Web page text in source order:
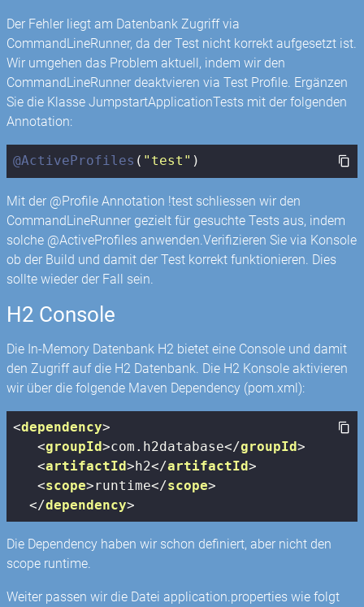
Der Fehler liegt am Datenbank Zugriff via
CommandLineRunner, da der Test nicht korrekt aufgesetzt ist.
Wir umgehen das Problem aktuell, indem wir den
CommandLineRunner deaktvieren via Test Profile. Ergänzen
Sie die Klasse JumpstartApplicationTests mit der folgenden
Annotation:
@ActiveProfiles ( "test" )
Mit der @Profile Annotation !test schliessen wir den
CommandLineRunner gezielt für gesuchte Tests aus, indem
solche @ActiveProfiles anwenden.Verifizieren Sie via Konsole
ob der Build und damit der Test korrekt funktionieren. Dies
sollte wieder der Fall sein.
H2 Console
Die In-Memory Datenbank H2 bietet eine Console und damit
den Zugriff auf die H2 Datenbank. Die H2 Konsole aktivieren
wir über die folgende Maven Dependency (pom.xml):
<dependency>
<groupId>com.h2database</groupId>
<artifactId>h2</artifactId>
<scope>runtime</scope>
</dependency>
Die Dependency haben wir schon definiert, aber nicht den
scope runtime.
Weiter passen wir die Datei application.properties wie folgt